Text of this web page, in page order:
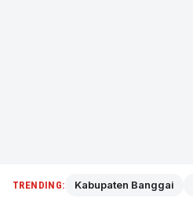
TRENDING: Kabupaten Banggai